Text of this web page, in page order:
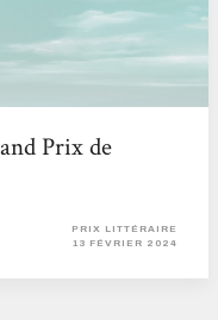
Prix de
PRIX LITTÉRAIRE
13 FÉVRIER 2024